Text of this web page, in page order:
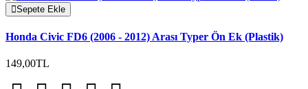
Sepete Ekle
Honda Civic FD6 (2006 - 2012) Arası Typer Ön Ek (Plastik)
149,00TL